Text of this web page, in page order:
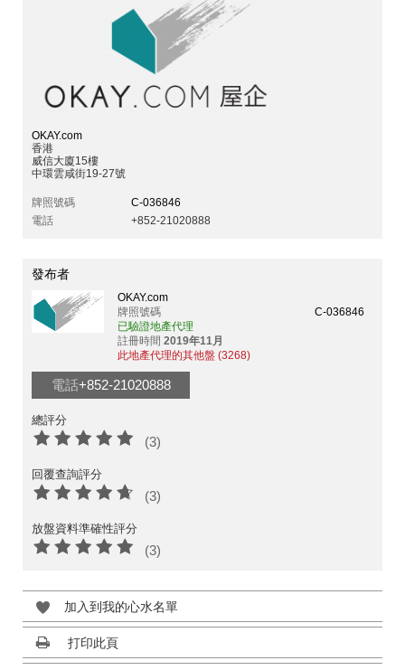
OKAY.com
香港
威信大廈15樓
中環雲咸街19-27號
牌照號碼
C-036846
電話
+852-21020888
發布者
OKAY.com
牌照號碼
C-036846
已驗證地產代理
註冊時間 2019年11月
此地產代理的其他盤 (3268)
電話+852-21020888
總評分
(3)
回覆查詢評分
(3)
放盤資料準確性評分
(3)
加入到我的心水名單
打印此頁